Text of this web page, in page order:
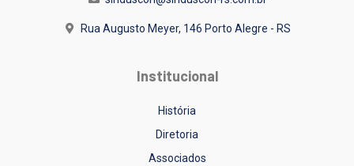
Rua Augusto Meyer, 146 Porto Alegre - RS
Institucional
História
Diretoria
Associados